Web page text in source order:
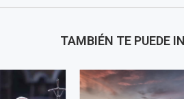
TAMBIÉN TE PUEDE